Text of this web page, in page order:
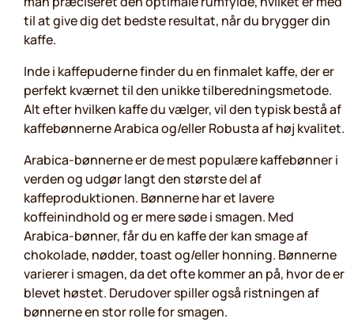
til at give dig det bedste resultat, når du brygger din
kaffe.
Inde i kaffepuderne finder du en finmalet kaffe, der er
perfekt kværnet til den unikke tilberedningsmetode.
Alt efter hvilken kaffe du vælger, vil den typisk bestå af
kaffebønnerne Arabica og/eller Robusta af høj kvalitet.
Arabica-bønnerne er de mest populære kaffebønner i
verden og udgør langt den største del af
kaffeproduktionen. Bønnerne har et lavere
koffeinindhold og er mere søde i smagen. Med
Arabica-bønner, får du en kaffe der kan smage af
chokolade, nødder, toast og/eller honning. Bønnerne
varierer i smagen, da det ofte kommer an på, hvor de er
blevet høstet. Derudover spiller også ristningen af
bønnerne en stor rolle for smagen.